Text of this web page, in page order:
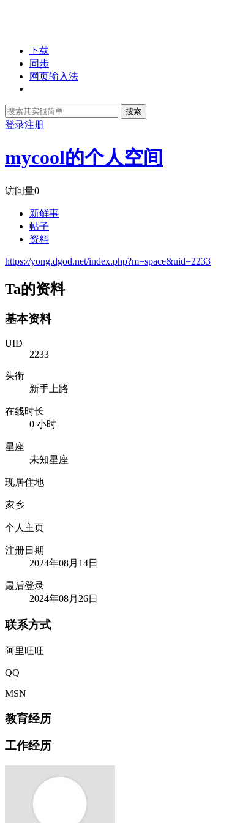
下载
同步
网页输入法
搜索
登录注册
mycool的个人空间
访问量0
新鲜事
帖子
资料
https://yong.dgod.net/index.php?m=space&uid=2233
Ta的资料
基本资料
UID
2233
头衔
新手上路
在线时长
0 小时
星座
未知星座
现居住地
家乡
个人主页
注册日期
2024年08月14日
最后登录
2024年08月26日
联系方式
阿里旺旺
QQ
MSN
教育经历
工作经历